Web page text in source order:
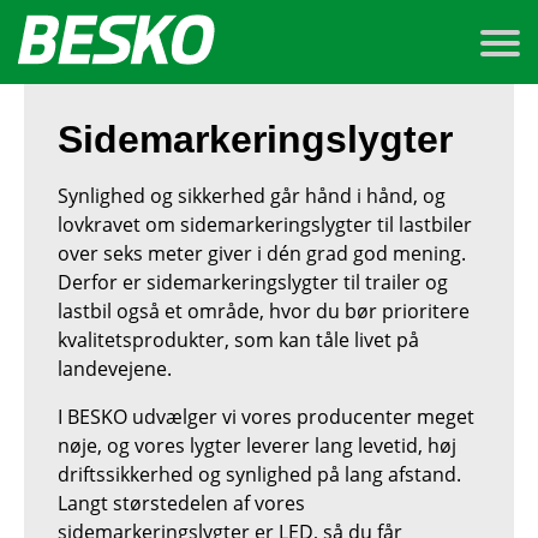
Sidemarkeringslygter
Synlighed og sikkerhed går hånd i hånd, og
lovkravet om sidemarkeringslygter til lastbiler
over seks meter giver i dén grad god mening.
Derfor er sidemarkeringslygter til trailer og
lastbil også et område, hvor du bør prioritere
kvalitetsprodukter, som kan tåle livet på
landevejene.
I BESKO udvælger vi vores producenter meget
nøje, og vores lygter leverer lang levetid, høj
driftssikkerhed og synlighed på lang afstand.
Langt størstedelen af vores
sidemarkeringslygter er LED, så du får